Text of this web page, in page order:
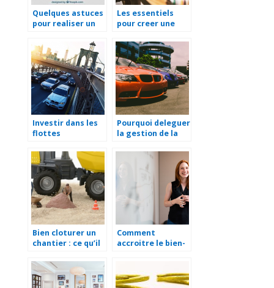
Quelques astuces
pour realiser un
d’entreprise
Les essentiels
pour creer une
Investir dans les
flottes
bonne idee
Pourquoi deleguer
la gestion de la
votre entreprise ?
Bien cloturer un
chantier : ce qu’il
Comment
accroitre le bien-